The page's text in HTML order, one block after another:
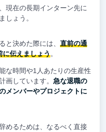
現在の長期インターン先に
しょう。
と決めた際には、 直前の通
に伝えましょう。
な時間や1人あたりの生産性
画しています。 急な退職の
メンバーやプロジェクトに
めるためは、なるべく直接